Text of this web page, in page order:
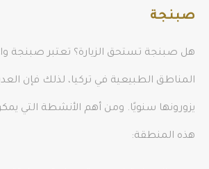
صبنجة
هل صبنجة تستحق الزيارة؟ تعتبر صبنجة
المناطق الطبيعية في تركيا، لذلك فإن
يزورونها سنويًا. ومن أهم الأنشطة التي
هذه المنطقة: